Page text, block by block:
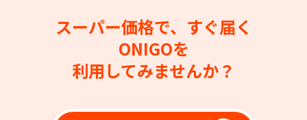
スーパー価格で、すぐ届く
ONIGOを
利用してみませんか？